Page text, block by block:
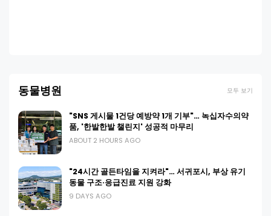
동물병원 모두 보기
"SNS 게시물 1건당 예방약 1개 기부"… 녹십자수의약
품, '한발한발 챌린지' 성공적 마무리
ABOUT 2 HOURS AGO
"24시간 골든타임을 지켜라"… 서귀포시, 부상 유기
동물 구조·응급진료 지원 강화
9 DAYS AGO